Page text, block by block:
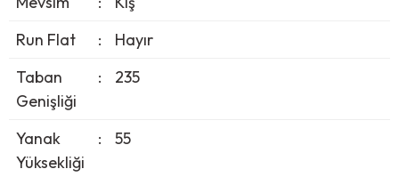
Run Flat
:
Hayır
Taban
Genişliği
: 235
Yanak
Yüksekliği
: 55